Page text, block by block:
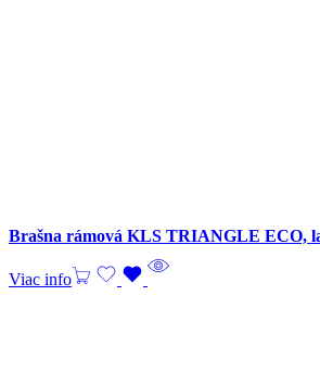
Brašna rámová KLS TRIANGLE ECO,
Viac info